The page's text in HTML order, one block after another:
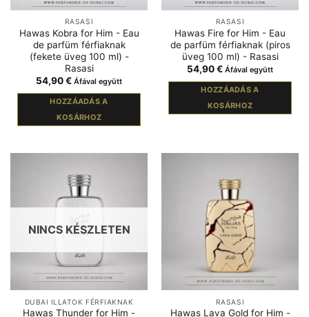
RASASI
Hawas Kobra for Him - Eau
de parfüm férfiaknak
(fekete üveg 100 ml) -
Rasasi
54,90€ Áfával együtt
HOZZÁADÁS A
KOSÁRHOZ
RASASI
Hawas Fire for Him - Eau
de parfüm férfiaknak (piros
üveg 100 ml) - Rasasi
54,90€ Áfával együtt
HOZZÁADÁS A
KOSÁRHOZ
NINCS KÉSZLETEN
DUBAI ILLATOK FÉRFIAKNAK
Hawas Thunder for Him -
RASASI
Hawas Lava Gold for Him -